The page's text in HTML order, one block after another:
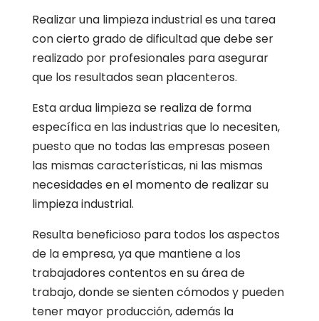
Realizar una limpieza industrial es una tarea
con cierto grado de dificultad que debe ser
realizado por profesionales para asegurar
que los resultados sean placenteros.
Esta ardua limpieza se realiza de forma
específica en las industrias que lo necesiten,
puesto que no todas las empresas poseen
las mismas características, ni las mismas
necesidades en el momento de realizar su
limpieza industrial.
Resulta beneficioso para todos los aspectos
de la empresa, ya que mantiene a los
trabajadores contentos en su área de
trabajo, donde se sienten cómodos y pueden
tener mayor producción, además la